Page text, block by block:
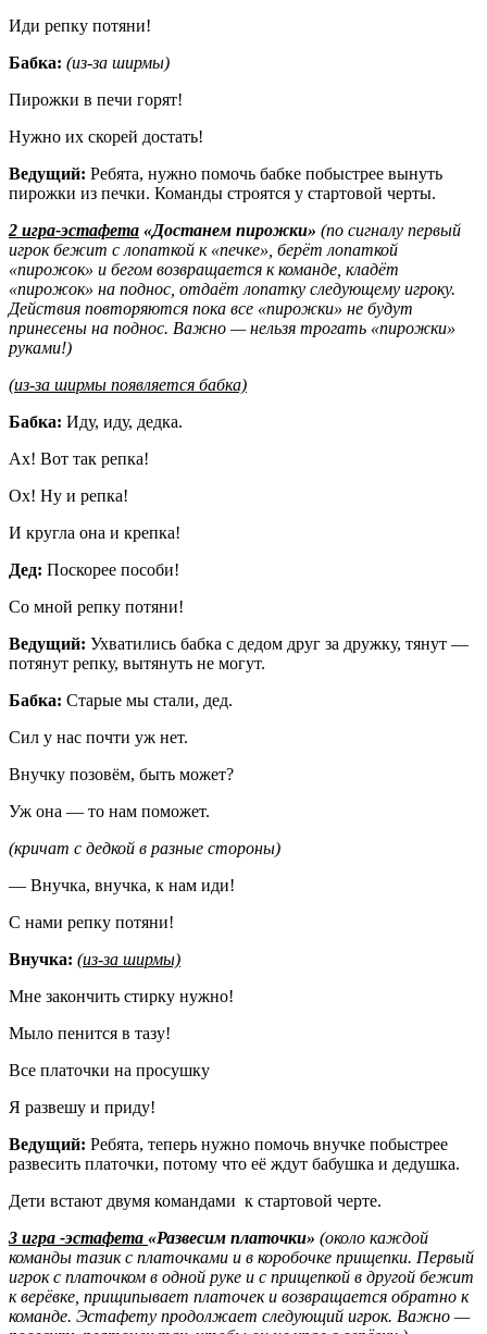
Иди репку потяни!
Бабка: (из-за ширмы)
Пирожки в печи горят!
Нужно их скорей достать!
Ведущий: Ребята, нужно помочь бабке побыстрее вынуть
пирожки из печки. Команды строятся у стартовой черты.
2 игра-эстафета «Достанем пирожки» (по сигналу первый
игрок бежит с лопаткой к «печке», берёт лопаткой
«пирожок» и бегом возвращается к команде, кладёт
«пирожок» на поднос, отдаёт лопатку следующему игроку.
Действия повторяются пока все «пирожки» не будут
принесены на поднос. Важно — нельзя трогать «пирожки»
руками!)
(из-за ширмы появляется бабка)
Бабка: Иду, иду, дедка.
Ах! Вот так репка!
Ох! Ну и репка!
И кругла она и крепка!
Дед: Поскорее пособи!
Со мной репку потяни!
Ведущий: Ухватились бабка с дедом друг за дружку, тянут —
потянут репку, вытянуть не могут.
Бабка: Старые мы стали, дед.
Сил у нас почти уж нет.
Внучку позовём, быть может?
Уж она — то нам поможет.
(кричат с дедкой в разные стороны)
— Внучка, внучка, к нам иди!
С нами репку потяни!
Внучка: (из-за ширмы)
Мне закончить стирку нужно!
Мыло пенится в тазу!
Все платочки на просушку
Я развешу и приду!
Ведущий: Ребята, теперь нужно помочь внучке побыстрее
развесить платочки, потому что её ждут бабушка и дедушка.
Дети встают двумя командами к стартовой черте.
3 игра -эстафета «Развесим платочки» (около каждой
команды тазик с платочками и в коробочке прищепки. Первый
игрок с платочком в одной руке и с прищепкой в другой бежит
к верёвке, прищипывает платочек и возвращается обратно к
команде. Эстафету продолжает следующий игрок. Важно —